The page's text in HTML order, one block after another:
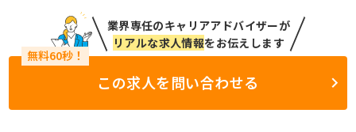
業界専任のキャリアアドバイザーが
リアルな求人情報をお伝えします
この求人を問い合わせる